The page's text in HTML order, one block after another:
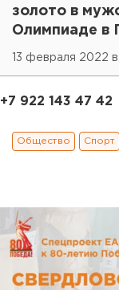
золото в
Олимпиаде в
13 февраля 2022 в
+7 922 143 47 42
Общество Спорт